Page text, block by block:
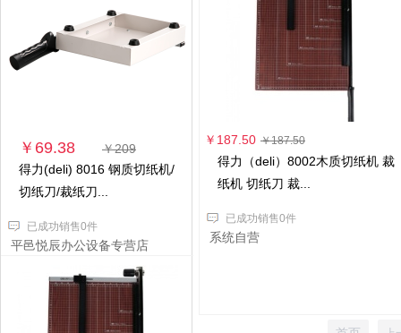
￥69.38
￥209
得力(deli) 8016 钢质切纸机/
切纸刀/裁纸刀...
已成功销售0件
平邑悦辰办公设备专营店
￥187.50 ￥187.50
得力（deli）8002木质切纸机 裁
纸机 切纸刀 裁...
已成功销售0件
系统自营